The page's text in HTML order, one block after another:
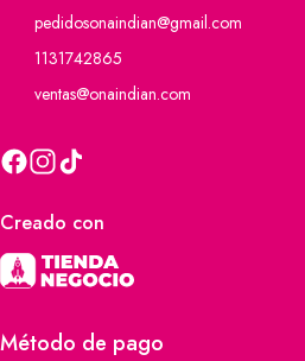
pedidosonaindian@gmail.com
1131742865
ventas@onaindian.com
Creado con
Método de pago